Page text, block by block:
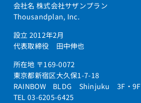
会社名 株式会社サザンプラン
Thousandplan, Inc.
設立 2012年2月
代表取締役 田中伸也
所在地 〒169-0072
東京都新宿区大久保1-7-18
RAINBOW BLDG Shinjuku 3F・9F
TEL 03-6205-6425